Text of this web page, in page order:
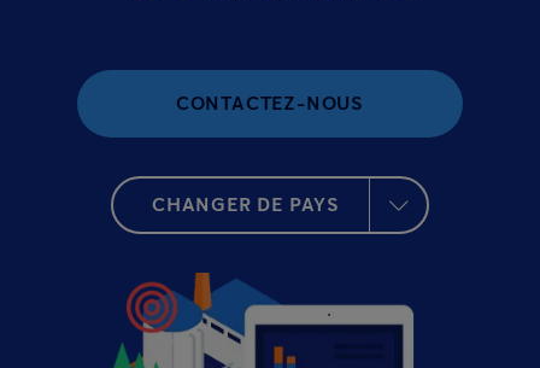
CONTACTEZ-NOUS
CHANGER DE PAYS